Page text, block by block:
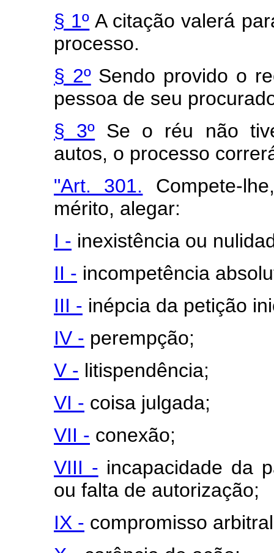
§ 1º A citação valerá
processo.
§ 2ºSendo provido o
pessoa de seu
§ 3º Se o réu não
autos, o processo
"Art. 301. Compete-
mérito, alegar:
I - inexistência ou
II - incompetência
III - inépcia da petição
IV - perempção;
V - litispendência;
VI - coisa julgada;
VII - conexão;
VIII - incapacidade da
ou falta de autorização;
IX - compromisso